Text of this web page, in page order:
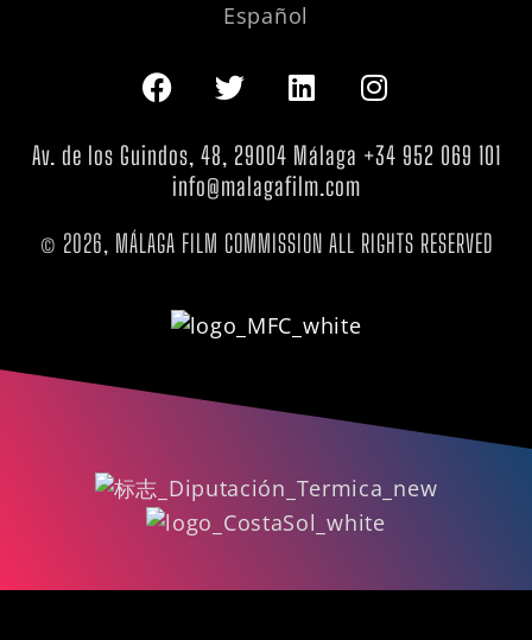
Español
Av. de los Guindos, 48, 29004 Málaga +34 952 069 101
info@malagafilm.com
© 2026, MÁLAGA FILM COMMISSION ALL RIGHTS RESERVED